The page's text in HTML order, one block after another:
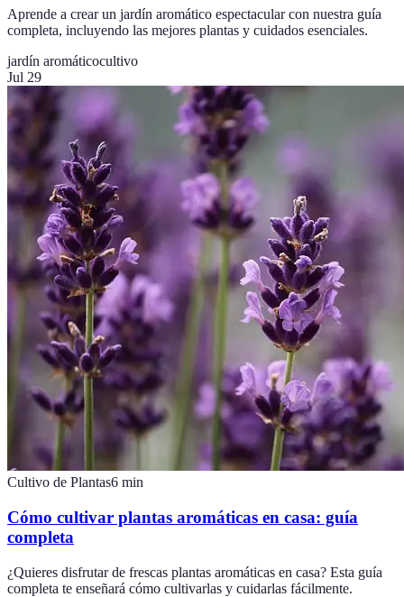
Aprende a crear un jardín aromático espectacular con nuestra guía
completa, incluyendo las mejores plantas y cuidados esenciales.
jardín aromáticocultivo
Jul 29
Cultivo de Plantas6 min
Cómo cultivar plantas aromáticas en casa: guía
completa
¿Quieres disfrutar de frescas plantas aromáticas en casa? Esta guía
completa te enseñará cómo cultivarlas y cuidarlas fácilmente.